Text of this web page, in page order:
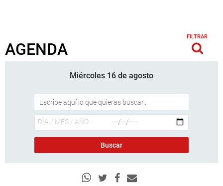
AGENDA
FILTRAR
Miércoles 16 de agosto